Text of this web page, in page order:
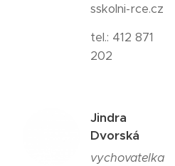
sskolni-rce.cz
tel.: 412 871
202
Jindra
Dvorská
vychovatelka